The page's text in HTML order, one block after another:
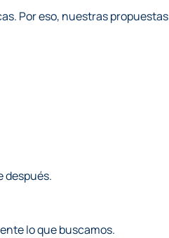
Por eso, nuestras propuestas
después.
lo que buscamos.